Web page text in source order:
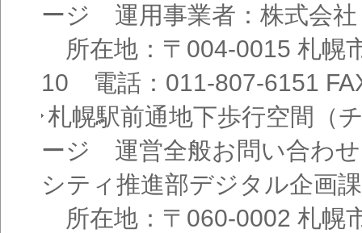
ージ 運用事業者：株式会
所在地：〒004-0015 札幌
10 電話：011-807-6151
札幌駅前通地下歩行空間（
ージ 運営全般お問い合わ
シティ推進部デジタル企画課
所在地：〒060-0002 札幌